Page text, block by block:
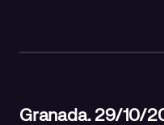
Granada. 29/10/